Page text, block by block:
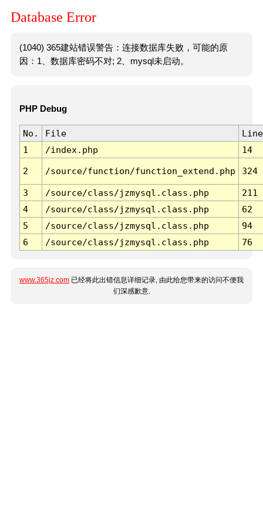
Database Error
(1040) 365建站错误警告：连接数据库失败，可能的原
因：1、数据库密码不对; 2、mysql未启动。
PHP Debug
No. File
Line
1
/index.php 14
2 /source/function/function_extend.php 324
3 /source/class/jzmysql.class.php
211
4
/source/class/jzmysql.class.php
62
5
/source/class/jzmysql.class.php
94
6
/source/class/jzmysql.class.php 76
www.365jz.com 已经将此出错信息详细记录, 由此给您带来的访问不便我
们深感歉意.